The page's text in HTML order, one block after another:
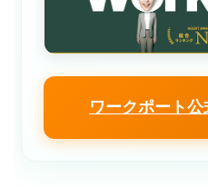
ワークポート